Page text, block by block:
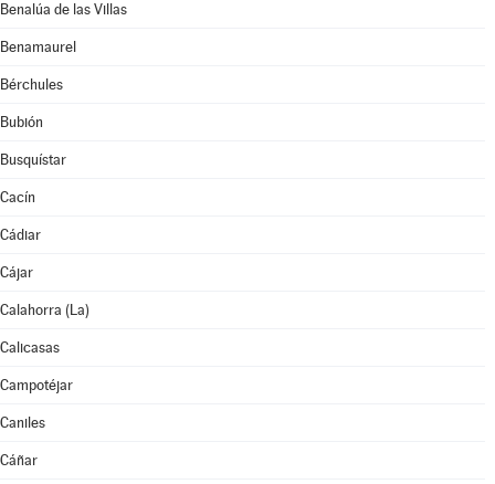
Benalúa de las Villas
Benamaurel
Bérchules
Bubión
Busquístar
Cacín
Cádiar
Cájar
Calahorra (La)
Calicasas
Campotéjar
Caniles
Cáñar